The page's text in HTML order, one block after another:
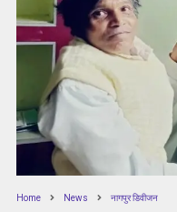
Home News नागपुर डिवीजन